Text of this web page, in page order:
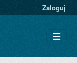
Zaloguj